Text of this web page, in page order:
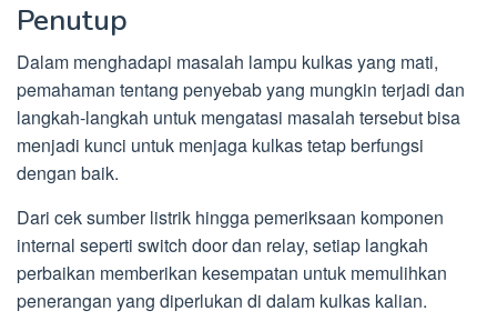
Penutup
Dalam menghadapi masalah lampu kulkas yang mati,
pemahaman tentang penyebab yang mungkin terjadi dan
langkah-langkah untuk mengatasi masalah tersebut bisa
menjadi kunci untuk menjaga kulkas tetap berfungsi
dengan baik.
Dari cek sumber listrik hingga pemeriksaan komponen
internal seperti switch door dan relay, setiap langkah
perbaikan memberikan kesempatan untuk memulihkan
penerangan yang diperlukan di dalam kulkas kalian.